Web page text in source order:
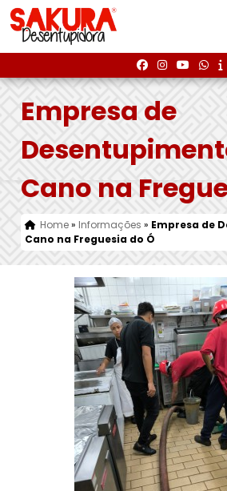
Empresa de
Cano na
Home» Informações » Empresa de
Cano na Freguesia do Ó